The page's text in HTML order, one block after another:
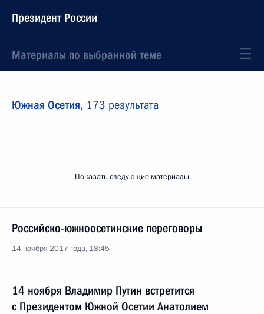
Президент России
Материалы по выбранной теме
Южная Осетия, 173 результата
Показать следующие материалы
Российско-южноосетинские переговоры
14 ноября 2017 года, 18:45
14 ноября Владимир Путин встретится
с Президентом Южной Осетии Анатолием